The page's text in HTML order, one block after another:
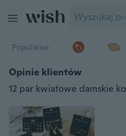
Popularne
Opinie klientów